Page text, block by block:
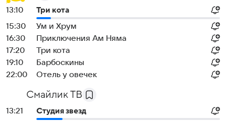
13:10
Три кота
15:30
Ум и Хрум
16:30
Приключения Ам Няма
17:20
Три кота
19:10
Барбоскины
22:00
Отель у овечек
Смайлик ТВ
13:21
Студия звезд